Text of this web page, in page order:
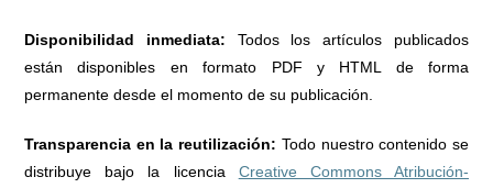
Disponibilidad inmediata: Todos los artículos publicados
están disponibles en formato PDF y HTML de forma
permanente desde el momento de su publicación.
Transparencia en la reutilización: Todo nuestro contenido se
distribuye bajo la licencia Creative Commons Atribución-